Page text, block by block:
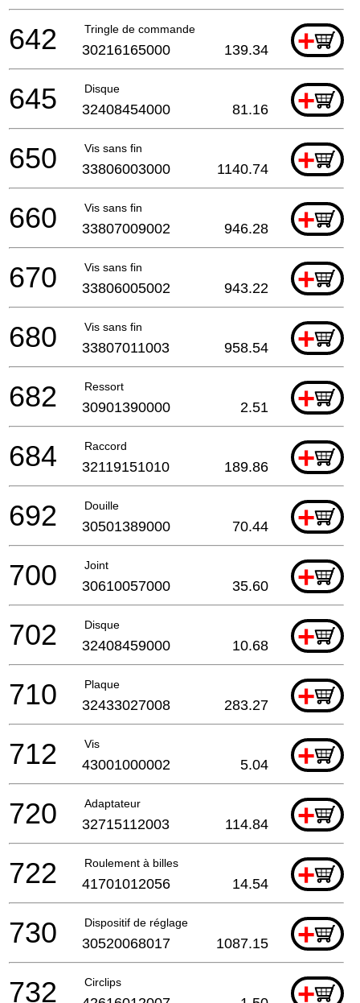
Tringle de commande +
642 30216165000 139.34
Disque +
645 32408454000 81.16
Vis sans fin +
650 33806003000 1140.74
Vis sans fin +
660 33807009002 946.28
Vis sans fin +
670 33806005002 943.22
Vis sans fin +
680 33807011003 958.54
Ressort +
682 30901390000 2.51
Raccord +
684 32119151010 189.86
Douille +
692 30501389000 70.44
Joint +
700 30610057000 35.60
Disque +
702 32408459000 10.68
Plaque +
710 32433027008 283.27
Vis +
712 43001000002 5.04
Adaptateur +
720 32715112003 114.84
Roulement à billes +
722 41701012056 14.54
Dispositif de réglage +
730 30520068017 1087.15
Circlips +
732